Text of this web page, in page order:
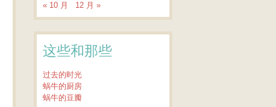
« 10 月 12 月 »
这些和那些
过去的时光
蜗牛的厨房
蜗牛的豆瓣